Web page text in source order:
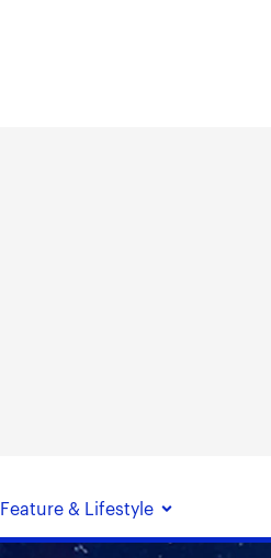
Feature & Lifestyle